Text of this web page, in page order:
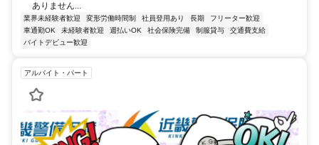
ありません...
業界未経験者歓迎 変形労働時間制 社員登用あり 長期
フリーター歓迎
車通勤OK
未経験者歓迎 週払いOK 社会保険完備 制服貸与
交通費支給
バイトデビュー歓迎
アルバイト・パート